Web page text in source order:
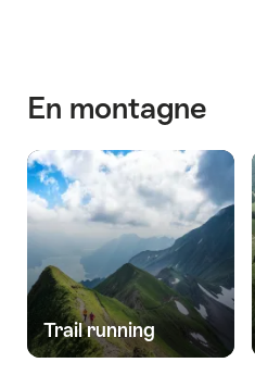
En montagne
Trail running